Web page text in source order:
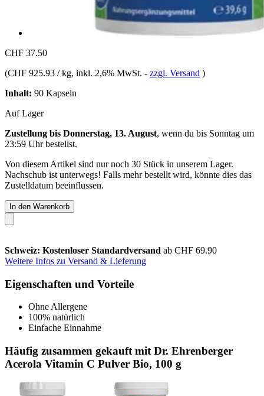
CHF 37.50
(CHF 925.93 / kg, inkl. 2,6% MwSt. - zzgl. Versand )
Inhalt: 90 Kapseln
Auf Lager
Zustellung bis Donnerstag, 13. August, wenn du bis Sonntag um
23:59 Uhrbestellst.
Von diesem Artikel sind nur noch 30 Stück in unserem Lager.
Nachschub ist unterwegs! Falls mehr bestellt wird, könnte dies das
Zustelldatum beeinflussen.
In den Warenkorb
Schweiz: Kostenloser Standardversand ab CHF 69.90
Weitere Infos zu Versand & Lieferung
Eigenschaften und Vorteile
Ohne Allergene
100% natürlich
Einfache Einnahme
Häufig zusammen gekauft mit Dr. Ehrenberger
Acerola Vitamin C Pulver Bio, 100 g